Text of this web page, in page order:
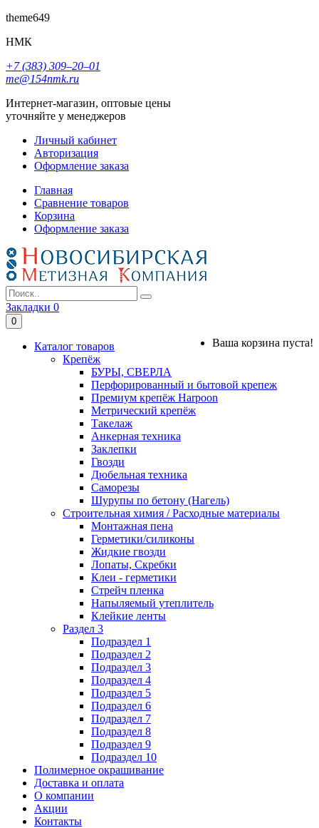
theme649
НМК
+7 (383) 309‒20‒01
me@154nmk.ru
Интернет-магазин, оптовые цены
уточняйте у менеджеров
Личный кабинет
Авторизация
Оформление заказа
Главная
Сравнение товаров
Корзина
Оформление заказа
Закладки 0
0
Ваша корзина пуста!
Каталог товаров
Крепёж
БУРЫ, СВЕРЛА
Перфорированный и бытовой крепеж
Премиум крепёж Harpoon
Метрический крепёж
Такелаж
Анкерная техника
Заклепки
Гвозди
Дюбельная техника
Саморезы
Шурупы по бетону (Нагель)
Строительная химия / Расходные материалы
Монтажная пена
Герметики/силиконы
Жидкие гвозди
Лопаты, Скребки
Клеи - герметики
Стрейч пленка
Напыляемый утеплитель
Клейкие ленты
Раздел 3
Подраздел 1
Подраздел 2
Подраздел 3
Подраздел 4
Подраздел 5
Подраздел 6
Подраздел 7
Подраздел 8
Подраздел 9
Подраздел 10
Полимерное окрашивание
Доставка и оплата
О компании
Акции
Контакты